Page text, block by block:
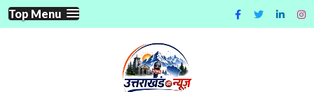
Skip
to
Top Menu